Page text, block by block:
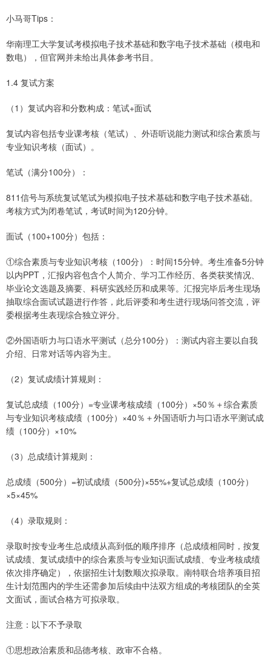
小马哥Tips：
华南理工大学复试考模拟电子技术基础和数字电子技术基础（模电和
数电），但官网并未给出具体参考书目。
1.4 复试方案
（1）复试内容和分数构成：笔试+面试
复试内容包括专业课考核（笔试）、外语听说能力测试和综合素质与
专业知识考核（面试）。
笔试（满分100分）：
811信号与系统复试笔试为模拟电子技术基础和数字电子技术基础。
考核方式为闭卷笔试，考试时间为120分钟。
面试（100+100分）包括：
①综合素质与专业知识考核（100分）：时间15分钟。考生准备5分钟
以内PPT，汇报内容包含个人简介、学习工作经历、各类获奖情况、
毕业论文选题及摘要、科研实践经历和成果等。汇报完毕后考生现场
抽取综合面试试题进行作答，此后评委和考生进行现场问答交流，评
委根据考生表现综合独立评分。
②外国语听力与口语水平测试（总分100分）：测试内容主要以自我
介绍、日常对话等内容为主。
（2）复试成绩计算规则：
复试总成绩（100分）=专业课考核成绩（100分）×50％＋综合素质
与专业知识考核成绩（100分）×40％＋外国语听力与口语水平测试成
绩（100分）×10%
（3）总成绩计算规则：
总成绩（500分）=初试成绩（500分)×55%+复试总成绩（100分）
×5×45%
（4）录取规则：
录取时按专业考生总成绩从高到低的顺序排序（总成绩相同时，按复
试成绩、复试成绩中的综合素质与专业知识面试成绩、专业考核成绩
依次排序确定），依据招生计划数顺次拟录取。南特联合培养项目招
生计划范围内的学生还需参加后续由中法双方组成的考核团队的全英
文面试，面试合格方可拟录取。
注意：以下不予录取
①思想政治素质和品德考核、政审不合格。